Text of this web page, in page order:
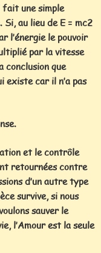
fait une simple
au lieu de E = mc2
l’énergie le pouvoir
par la vitesse
conclusion que
existe car il n’a pas
et le contrôle
retournées contre
d’un autre type
survive, si nous
sauver le
l’Amour est la seule